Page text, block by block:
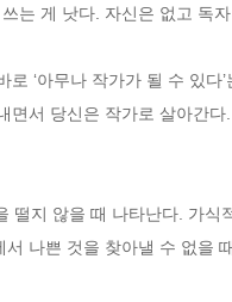
는 게 낫다. 자신은 없고 독
‘아무나 작가가 될 수 있
면서 당신은 작가로 살아간
떨지 않을 때 나타난다. 가
나쁜 것을 찾아낼 수 없을